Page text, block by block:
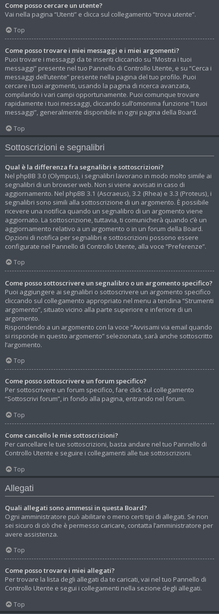
Come posso cercare un utente?
Vai nella pagina “Utenti” e clicca sul collegamento “trova utente”.
Top
Come posso trovare i miei messaggi e i miei argomenti?
Puoi trovare i messaggi da te inseriti cliccando su “Mostra i tuoi
messaggi” presente nel tuo Pannello di Controllo Utente, e su “Cerca i
messaggi dell’utente” presente nella pagina del tuo profilo. Puoi
cercare i tuoi argomenti, usando la pagina di ricerca avanzata,
compilando i vari campi opportunamente. Puoi comunque trovare
rapidamente i tuoi messaggi, cliccando sull’omonima funzione “I tuoi
messaggi”, generalmente disponibile in ogni pagina della Board.
Top
Sottoscrizioni e segnalibri
Qual è la differenza fra segnalibri e sottoscrizioni?
Nel phpBB 3.0 (Olympus), i segnalibri lavorano in modo molto simile ai
segnalibri di un browser web. Non si viene avvisati in caso di
aggiornamento. Nel phpBB 3.1 (Ascraeus), 3.2 (Rhea) e 3.3 (Proteus), i
segnalibri sono simili alla sottoscrizione di un argomento. È possibile
ricevere una notifica quando un segnalibro di un argomento viene
aggiornato. La sottoscrizione, tuttavia, ti comunicherà quando c’è un
aggiornamento relativo a un argomento o in un forum della Board.
Opzioni di notifica per segnalibri e sottoscrizioni possono essere
configurate nel Pannello di Controllo Utente, alla voce “Preferenze”.
Top
Come posso sottoscrivere un segnalibro o un argomento specifico?
Puoi aggiungere ai segnalibri o sottoscrivere un argomento specifico
cliccando sul collegamento appropriato nel menu a tendina “Strumenti
argomento”, situato vicino alla parte superiore e inferiore di un
argomento.
Rispondendo a un argomento con la voce “Avvisami via email quando
si risponde in questo argomento” selezionata, sarà anche sottoscritto
l’argomento.
Top
Come posso sottoscrivere un forum specifico?
Per sottoscrivere un forum specifico, fare click sul collegamento
“Sottoscrivi forum”, in fondo alla pagina, entrando nel forum.
Top
Come cancello le mie sottoscrizioni?
Per cancellare le tue sottoscrizioni, basta andare nel tuo Pannello di
Controllo Utente e seguire i collegamenti alle tue sottoscrizioni.
Top
Allegati
Quali allegati sono ammessi in questa Board?
Ogni amministratore può abilitare o meno certi tipi di allegati. Se non
sei sicuro di ciò che è permesso caricare, contatta l’amministratore per
avere assistenza.
Top
Come posso trovare i miei allegati?
Per trovare la lista degli allegati da te caricati, vai nel tuo Pannello di
Controllo Utente e segui i collegamenti nella sezione degli allegati.
Top